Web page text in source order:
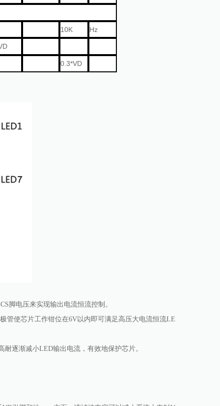
10K Hz
0.3*VD
脚电压来实现输出电流恒流控制。
管使芯片工作钳位在6V以内即可满足高压大电流恒流LE
逐渐减小LED输出电流，有效地保护芯片。